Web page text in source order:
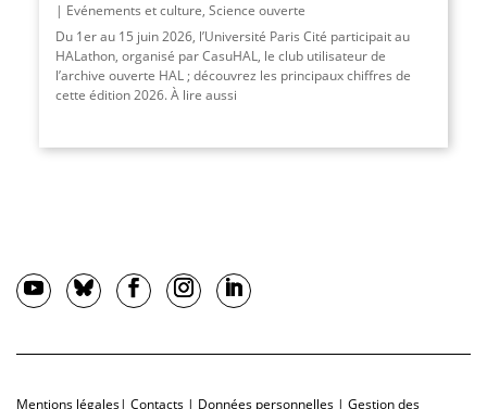
Evénements et culture, Science ouverte
Du 1er au 15 juin 2026, l’Université Paris Cité participait au
HALathon, organisé par CasuHAL, le club utilisateur de
l’archive ouverte HAL ; découvrez les principaux chiffres de
cette édition 2026. À lire aussi
Mentions légales| Contacts | Données personnelles | Gestion des